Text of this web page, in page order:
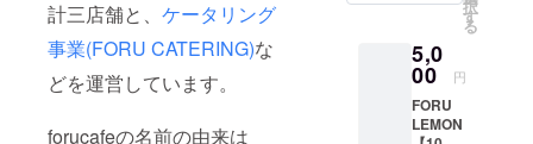
計三店舗と、 ケータリング
事業(FORU CATERING)な
どを運営しています。
forucafeの名前の由来は
択
す
る
5,0
00 円
FORU
LEMON